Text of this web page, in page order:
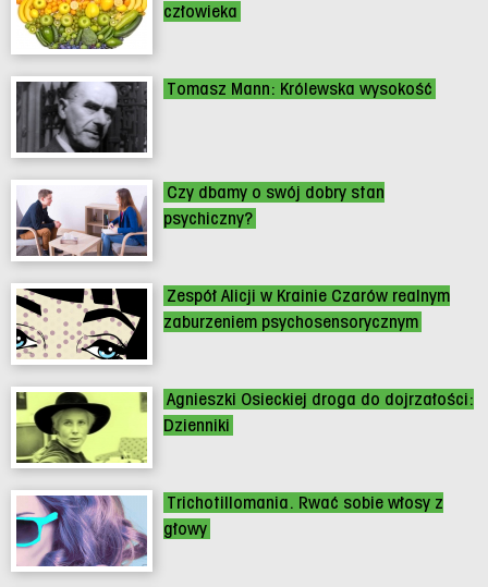
człowieka
Tomasz Mann: Królewska wysokość
Czy dbamy o swój dobry stan
psychiczny?
Zespół Alicji w Krainie Czarów realnym
zaburzeniem psychosensorycznym
Agnieszki Osieckiej droga do dojrzałości:
Dzienniki
Trichotillomania. Rwać sobie włosy z
głowy